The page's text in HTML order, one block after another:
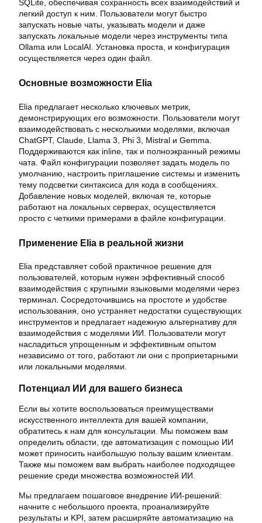
SQLite, обеспечивая сохранность всех взаимодействий и
легкий доступ к ним. Пользователи могут быстро
запускать новые чаты, указывать модели и даже
запускать локальные модели через инструменты типа
Ollama или LocalAI. Установка проста, и конфигурация
осуществляется через один файл.
Основные возможности Elia
Elia предлагает несколько ключевых метрик,
демонстрирующих его возможности. Пользователи могут
взаимодействовать с несколькими моделями, включая
ChatGPT, Claude, Llama 3, Phi 3, Mistral и Gemma.
Поддерживаются как inline, так и полноэкранный режимы
чата. Файл конфигурации позволяет задать модель по
умолчанию, настроить приглашение системы и изменить
тему подсветки синтаксиса для кода в сообщениях.
Добавление новых моделей, включая те, которые
работают на локальных серверах, осуществляется
просто с четкими примерами в файле конфигурации.
Применение Elia в реальной жизни
Elia представляет собой практичное решение для
пользователей, которым нужен эффективный способ
взаимодействия с крупными языковыми моделями через
терминал. Сосредоточившись на простоте и удобстве
использования, оно устраняет недостатки существующих
инструментов и предлагает надежную альтернативу для
взаимодействия с моделями ИИ. Пользователи могут
насладиться упрощенным и эффективным опытом
независимо от того, работают ли они с проприетарными
или локальными моделями.
Потенциал ИИ для вашего бизнеса
Если вы хотите воспользоваться преимуществами
искусственного интеллекта для вашей компании,
обратитесь к нам для консультации. Мы поможем вам
определить области, где автоматизация с помощью ИИ
может приносить наибольшую пользу вашим клиентам.
Также мы поможем вам выбрать наиболее подходящее
решение среди множества возможностей ИИ.
Мы предлагаем пошаговое внедрение ИИ-решений:
начните с небольшого проекта, проанализируйте
результаты и KPI, затем расширяйте автоматизацию на